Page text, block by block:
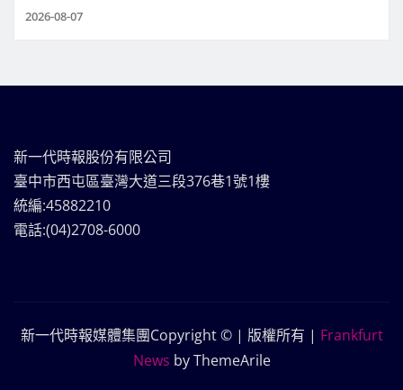
2026-08-07
新一代時報股份有限公司
臺中市西屯區臺灣大道三段376巷1號1樓
統編:45882210
電話:(04)2708-6000
新一代時報媒體集團Copyright © | 版權所有 | Frankfurt
News by ThemeArile